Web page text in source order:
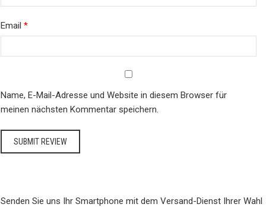
Email *
Name, E-Mail-Adresse und Website in diesem Browser für
meinen nächsten Kommentar speichern.
Senden Sie uns Ihr Smartphone mit dem Versand-Dienst Ihrer Wahl